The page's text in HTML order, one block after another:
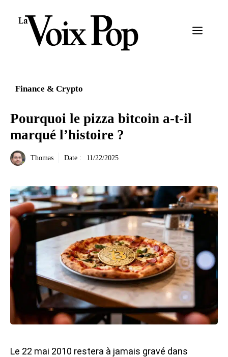
Menu
Finance & Crypto
Pourquoi le pizza bitcoin a-t-il
marqué l’histoire ?
Thomas Date : 11/22/2025
Le 22 mai 2010 restera à jamais gravé dans